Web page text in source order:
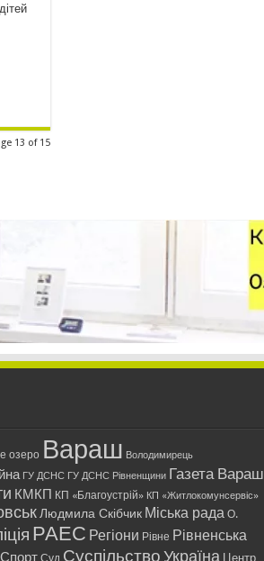
13 of 15
озеро Вараш Володимирець
ГУ ДСНС ГУ ДСНС Рівненщини Газета Вараш
КМКП КП «Благоустрій» КП «Житлокомунсервіс»
Людмила Скібчик Міська рада О.
РАЕС Регіони Рівне Рівненська
Спорт Суд Суспільство Україна Центр